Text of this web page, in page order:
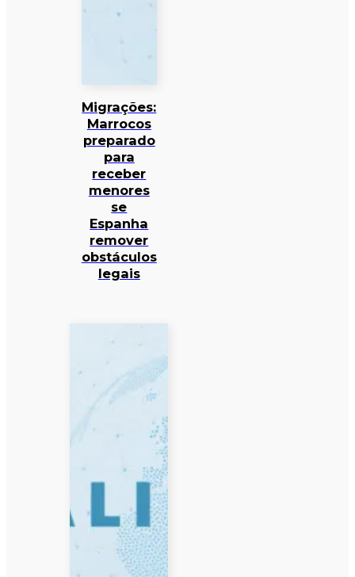
Migrações:
Marrocos
preparado
para
receber
menores
se
Espanha
remover
obstáculos
legais